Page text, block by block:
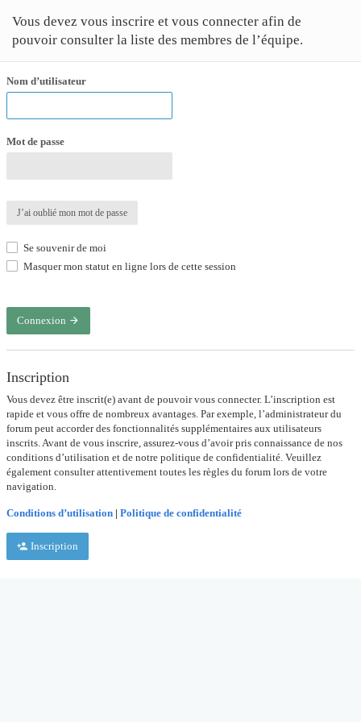
Vous devez vous inscrire et vous connecter afin de
pouvoir consulter la liste des membres de l’équipe.
Nom d’utilisateur
Mot de passe
J’ai oublié mon mot de passe
Se souvenir de moi
Masquer mon statut en ligne lors de cette session
Connexion
Inscription
Vous devez être inscrit(e) avant de pouvoir vous connecter. L’inscription est
rapide et vous offre de nombreux avantages. Par exemple, l’administrateur du
forum peut accorder des fonctionnalités supplémentaires aux utilisateurs
inscrits. Avant de vous inscrire, assurez-vous d’avoir pris connaissance de nos
conditions d’utilisation et de notre politique de confidentialité. Veuillez
également consulter attentivement toutes les règles du forum lors de votre
navigation.
Conditions d’utilisation | Politique de confidentialité
Inscription